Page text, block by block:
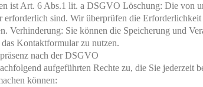
ist Art. 6 Abs.1 lit. a DSGVO Löschung: Die von
erforderlich sind. Wir überprüfen die
Verhinderung: Sie können die Speicherung und
Kontaktformular zu nutzen.
nach der DSGVO
aufgeführten Rechte zu, die Sie jederzeit
können: